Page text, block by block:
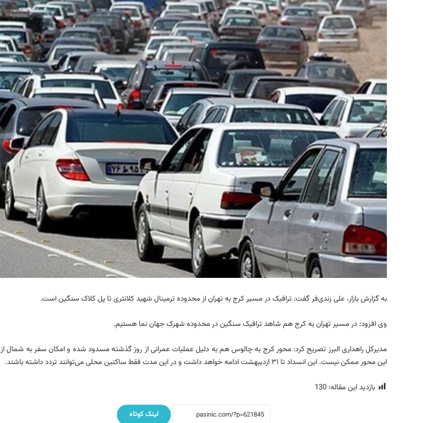
به گزارش بازار، علی‌ زندی‌فر گفت: ترافیک در مسیر کرج به تهران از محدوده ترمینال شهید کلانتری تا پل کلاک سنگین است.
وی افزود: در مسیر تهران به کرج هم شاهد ترافیک سنگین در محدوده شهرک جهان نما هستیم.
مدیرکل راهداری البرز تصریح کرد: محور کرج به چالوس هم به دلیل عملیات عمرانی از روز گذشته مسدود شده و امکان سفر به شمال از
این محور ممکن نیست. این انسداد تا ۳۱ اردیبهشت ادامه خواهد داشت و در این مدت فقط ساکنین محلی می‌توانند تردد داشته باشند.
بازدید این مقاله: 130
لینک کوتاه